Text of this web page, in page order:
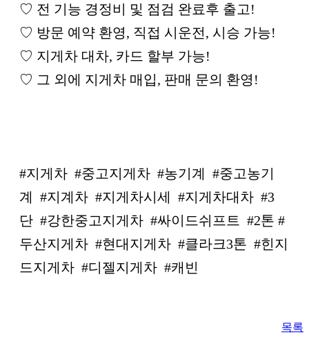
♡ 전 기능 경정비 및 점검 완료후 출고!
♡ 방문 예약 환영, 직접 시운전, 시승 가능!
♡ 지게차 대차, 카드 할부 가능!
♡ 그 외에 지게차 매입, 판매 문의 환영!
#지게차 #중고지게차 #농기계 #중고농기
계 #지계차 #지게차시세 #지게차대차 #3
단 #강한중고지게차 #싸이드쉬프트 #2톤 #
두산지게차 #현대지게차 #클라크3톤 #힌지
드지게차 #디젤지게차 #캐빈
목록